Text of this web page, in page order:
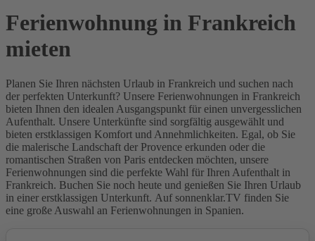
Ferienwohnung in Frankreich
mieten
Planen Sie Ihren nächsten Urlaub in Frankreich und suchen nach
der perfekten Unterkunft? Unsere Ferienwohnungen in Frankreich
bieten Ihnen den idealen Ausgangspunkt für einen unvergesslichen
Aufenthalt. Unsere Unterkünfte sind sorgfältig ausgewählt und
bieten erstklassigen Komfort und Annehmlichkeiten. Egal, ob Sie
die malerische Landschaft der Provence erkunden oder die
romantischen Straßen von Paris entdecken möchten, unsere
Ferienwohnungen sind die perfekte Wahl für Ihren Aufenthalt in
Frankreich. Buchen Sie noch heute und genießen Sie Ihren Urlaub
in einer erstklassigen Unterkunft. Auf sonnenklar.TV finden Sie
eine große Auswahl an Ferienwohnungen in Spanien.